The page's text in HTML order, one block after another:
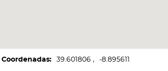
Coordenadas 39.601806 -8.895611